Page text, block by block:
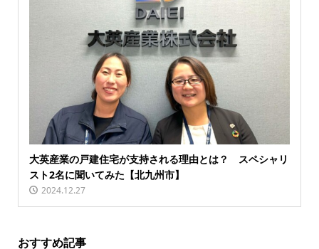
大英産業の戸建住宅が支持される理由とは？ スペシャリ
スト2名に聞いてみた【北九州市】
2024.12.27
おすすめ記事